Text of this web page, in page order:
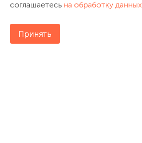
соглашаетесь на обработку данных
Принять